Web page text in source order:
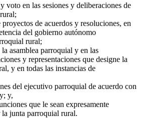
voto en las sesiones y deliberaciones de
de acuerdos y resoluciones, en
del gobierno autónomo
rural;
asamblea parroquial y en las
y representaciones que designe la
y en todas las instancias de
del ejecutivo parroquial de acuerdo con
y,
que le sean expresamente
la junta parroquial rural.